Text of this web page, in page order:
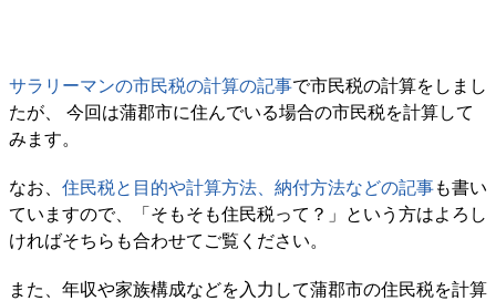
サラリーマンの市民税の計算の記事で市民税の計算をしまし
たが、 今回は蒲郡市に住んでいる場合の市民税を計算して
みます。
なお、 住民税と目的や計算方法、納付方法などの記事も書い
ていますので、「そもそも住民税って？」という方はよろし
ければそちらも合わせてご覧ください。
また、年収や家族構成などを入力して蒲郡市の住民税を計算